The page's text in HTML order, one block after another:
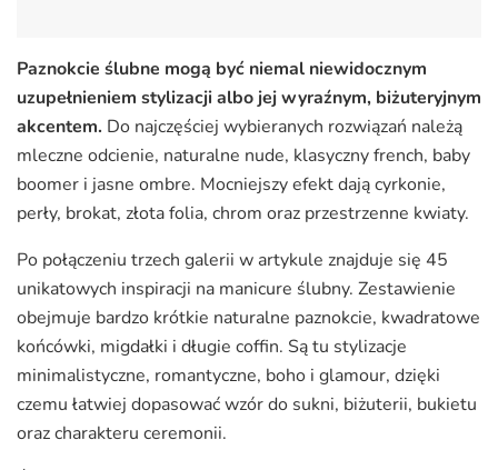
Paznokcie ślubne mogą być niemal niewidocznym
uzupełnieniem stylizacji albo jej wyraźnym, biżuteryjnym
akcentem. Do najczęściej wybieranych rozwiązań należą
mleczne odcienie, naturalne nude, klasyczny french, baby
boomer i jasne ombre. Mocniejszy efekt dają cyrkonie,
perły, brokat, złota folia, chrom oraz przestrzenne kwiaty.
Po połączeniu trzech galerii w artykule znajduje się 45
unikatowych inspiracji na manicure ślubny. Zestawienie
obejmuje bardzo krótkie naturalne paznokcie, kwadratowe
końcówki, migdałki i długie coffin. Są tu stylizacje
minimalistyczne, romantyczne, boho i glamour, dzięki
czemu łatwiej dopasować wzór do sukni, biżuterii, bukietu
oraz charakteru ceremonii.